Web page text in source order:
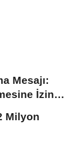
Mesajı:
İzin
Milyon